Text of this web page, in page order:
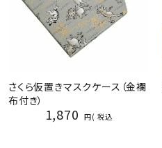
さくら仮置きマスクケース（金襴
布付き）
1,870 税込